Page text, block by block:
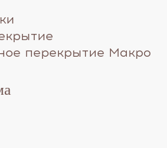
перекрытие Макро